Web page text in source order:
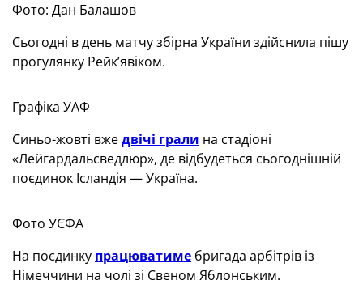
Фото: Дан Балашов
Сьогодні в день матчу збірна України здійснила пішу
прогулянку Рейк’явіком.
Графіка УАФ
Синьо-жовті вжедвічі грали на стадіоні
«Лейгардальсведлюр», де відбудеться сьогоднішній
поєдинок Ісландія — Україна.
Фото УЄФА
На поєдинку працюватиме бригада арбітрів із
Німеччини на чолі зі Свеном Яблонським.